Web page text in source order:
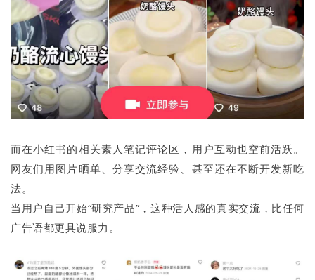
而在小红书的相关素人笔记评论区，用户互动也空前活跃。
网友们用图片晒单、分享交流经验、甚至还在不断开发新吃
法。
当用户自己开始“研究产品”，这种活人感的真实交流，比任何
广告语都更具说服力。